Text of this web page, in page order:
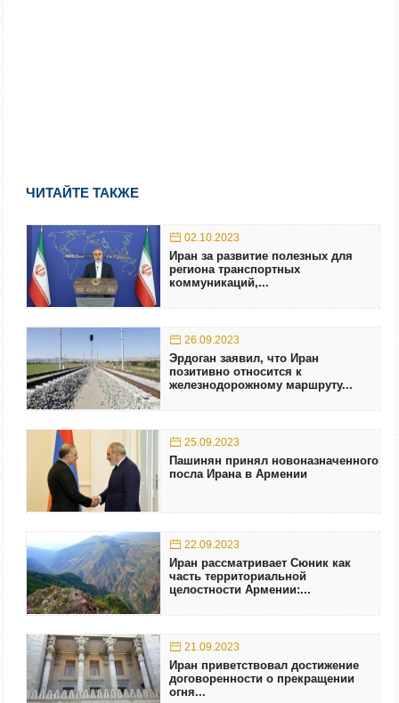
ЧИТАЙТЕ ТАКЖЕ
02.10.2023
Иран за развитие полезных для
региона транспортных
коммуникаций,...
26.09.2023
Эрдоган заявил, что Иран
позитивно относится к
железнодорожному маршруту...
25.09.2023
Пашинян принял новоназначенного
посла Ирана в Армении
22.09.2023
Иран рассматривает Сюник как
часть территориальной
целостности Армении:...
21.09.2023
Иран приветствовал достижение
договоренности о прекращении
огня...